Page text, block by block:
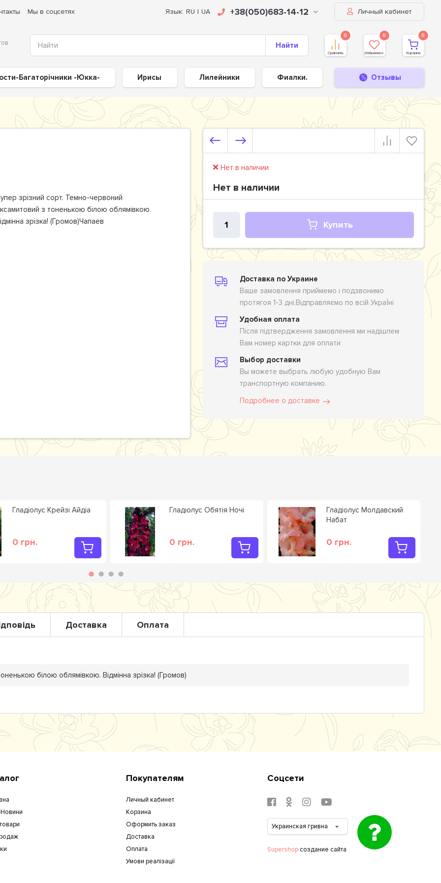
Мы в соцсетях Язык: RU | UA +38(050)683-14-12 Личный кабинет
Найти
0
Сравнить
0
Избранное
0
Корзина
Багаторічники -Юкка- Ирисы Лилейники Фиалки. Отзывы
зрізний сорт. Темно-червоний
з тоненькою білою облямівкою.
зрізка! (Громов)Чапаев
Нет в наличии
Нет в наличии
Купить
Доставка по Украине
Ваше замовлення приймемо і подзвонимо
протягоя 1-3 дні.Відправляємо по всій УкраЇні
Удобная оплата
Після підтвердження замовлення ми надішлем
Вам номер картки для оплати
Выбор доставки
Вы можете выбрать любую удобную Вам
транспортную компанию.
Подробнее о доставке
Гладiолус Крейзі Айдіа
0 грн.
Гладiолус Обятія Ночі
0 грн.
Гладiолус Молдавский
Набат
0 грн.
Доставка Оплата
білою облямівкою. Відмінна зрізка! (Громов)
Покупателям
Личный кабинет
Корзина
Оформить заказ
Доставка
Оплата
Умови реалізації
Соцсети
Supershopсоздание сайта